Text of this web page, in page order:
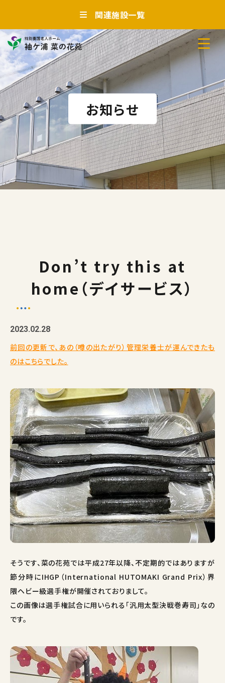
関連施設一覧
お知らせ
Don’t try this at
home（デイサービス）
2023.02.28
前回の更新で、あの（噂の出たがり）管理栄養士が運んできたも
のはこちらでした。
そうです、菜の花苑では平成27年以降、不定期的ではありますが
節分時にIHGP（International HUTOMAKI Grand Prix）界
隈ヘビー級選手権が開催されておりまして。
この画像は選手権試合に用いられる「汎用太型決戦巻寿司」なの
です。